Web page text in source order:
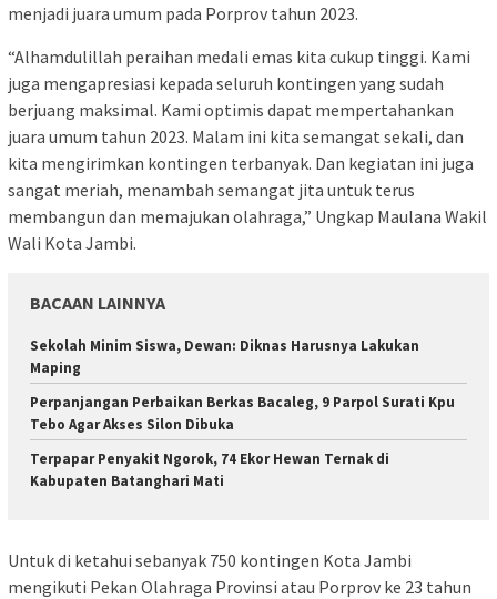
menjadi juara umum pada Porprov tahun 2023.
“Alhamdulillah peraihan medali emas kita cukup tinggi. Kami
juga mengapresiasi kepada seluruh kontingen yang sudah
berjuang maksimal. Kami optimis dapat mempertahankan
juara umum tahun 2023. Malam ini kita semangat sekali, dan
kita mengirimkan kontingen terbanyak. Dan kegiatan ini juga
sangat meriah, menambah semangat jita untuk terus
membangun dan memajukan olahraga,” Ungkap Maulana Wakil
Wali Kota Jambi.
BACAAN LAINNYA
Sekolah Minim Siswa, Dewan: Diknas Harusnya Lakukan
Maping
Perpanjangan Perbaikan Berkas Bacaleg, 9 Parpol Surati Kpu
Tebo Agar Akses Silon Dibuka
Terpapar Penyakit Ngorok, 74 Ekor Hewan Ternak di
Kabupaten Batanghari Mati
Untuk di ketahui sebanyak 750 kontingen Kota Jambi
mengikuti Pekan Olahraga Provinsi atau Porprov ke 23 tahun